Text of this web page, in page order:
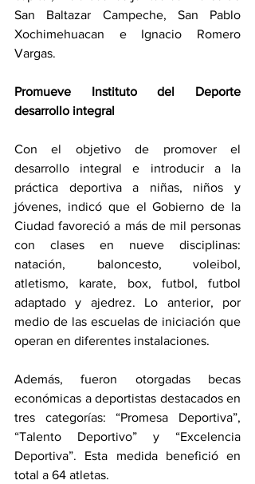
San Baltazar Campeche, San Pablo
Xochimehuacan e Ignacio Romero
Vargas.
Promueve Instituto del Deporte
desarrollo integral
Con el objetivo de promover el
desarrollo integral e introducir a la
práctica deportiva a niñas, niños y
jóvenes, indicó que el Gobierno de la
Ciudad favoreció a más de mil personas
con clases en nueve disciplinas:
natación, baloncesto, voleibol,
atletismo, karate, box, futbol, futbol
adaptado y ajedrez. Lo anterior, por
medio de las escuelas de iniciación que
operan en diferentes instalaciones.
Además, fueron otorgadas becas
económicas a deportistas destacados en
tres categorías: “Promesa Deportiva”,
“Talento Deportivo” y “Excelencia
Deportiva”. Esta medida benefició en
total a 64 atletas.